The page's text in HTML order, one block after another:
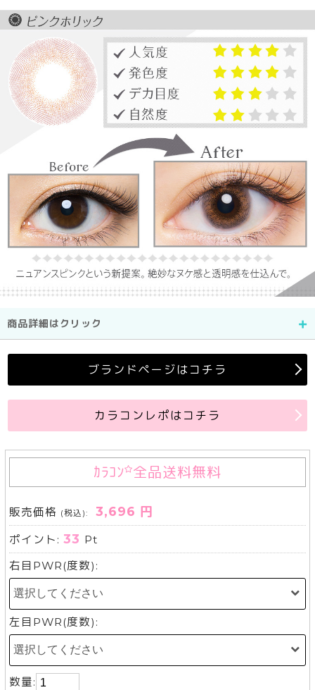
商品詳細はクリック
ブランドページはコチラ
カラコンレポはコチラ
ｶﾗｺﾝ 全品送料無料
販売価格 (税込): 3,696 円
ポイント:33 Pt
右目PWR(度数):
左目PWR(度数):
数量: